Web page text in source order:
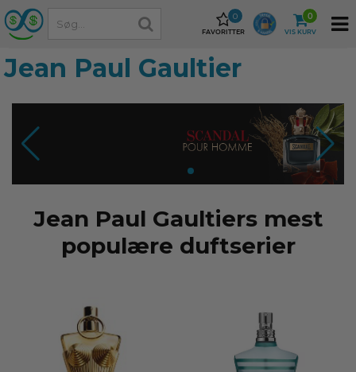
FAVORITTER
0
VIS KURV
0
Jean Paul Gaultier
Jean Paul Gaultiers mest
populære duftserier